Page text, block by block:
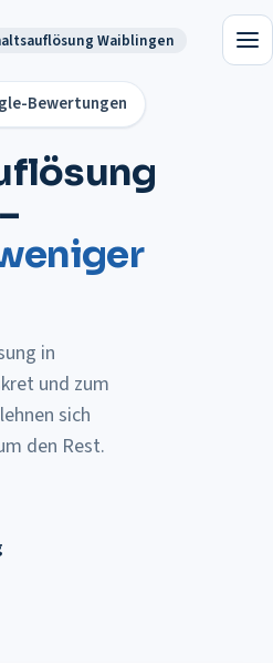
Waiblingen
Bewertungen
–
in
und zum
sich
den Rest.